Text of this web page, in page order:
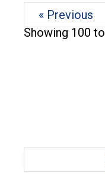
« Previous
Showing 100 to